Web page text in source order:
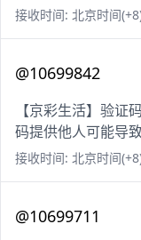
接收时间: 北京时间
@10699842
【京彩生活】验证
码提供他人可能导
接收时间: 北京时间
@10699711